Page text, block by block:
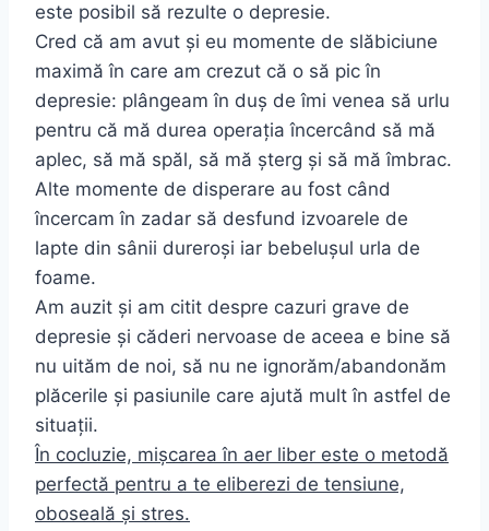
este posibil să rezulte o depresie.
Cred că am avut și eu momente de slăbiciune
maximă în care am crezut că o să pic în
depresie: plângeam în duș de îmi venea să urlu
pentru că mă durea operația încercând să mă
aplec, să mă spăl, să mă șterg și să mă îmbrac.
Alte momente de disperare au fost când
încercam în zadar să desfund izvoarele de
lapte din sânii dureroși iar bebelușul urla de
foame.
Am auzit și am citit despre cazuri grave de
depresie și căderi nervoase de aceea e bine să
nu uităm de noi, să nu ne ignorăm/abandonăm
plăcerile și pasiunile care ajută mult în astfel de
situații.
În cocluzie, mișcarea în aer liber este o metodă
perfectă pentru a te eliberezi de tensiune,
oboseală și stres.